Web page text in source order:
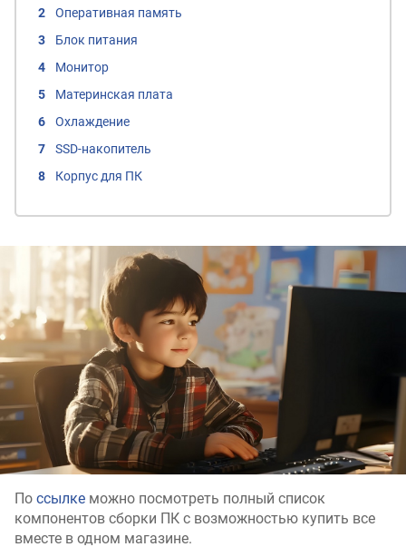
Оперативная память
Блок питания
Монитор
Материнская плата
Охлаждение
SSD-накопитель
Корпус для ПК
По ссылке можно посмотреть полный список
компонентов сборки ПК с возможностью купить все
вместе в одном магазине.